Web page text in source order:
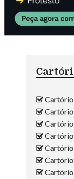
Cartório
Cartório
Cartório
Cartório